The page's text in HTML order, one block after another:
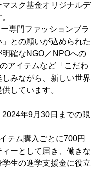
スク基金オリジナルデ
専門ファッションブラ
との願いが込められた
確なNGO／NPOへの
アイテムなど「こだわ
みながら、新しい世界
しています。
年9月30日までの限
テム購入ごとに700円
ーとして届き、働きな
生の進学支援金に役立